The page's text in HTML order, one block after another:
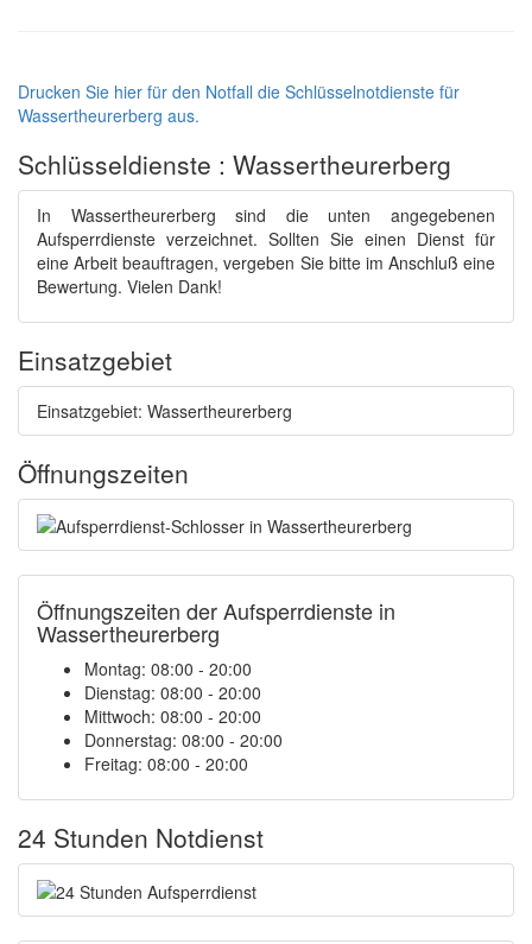
Drucken Sie hier für den Notfall die Schlüsselnotdienste für
Wassertheurerberg aus.
Schlüsseldienste : Wassertheurerberg
In Wassertheurerberg sind die unten angegebenen
Aufsperrdienste verzeichnet. Sollten Sie einen Dienst für
eine Arbeit beauftragen, vergeben Sie bitte im Anschluß eine
Bewertung. Vielen Dank!
Einsatzgebiet
Einsatzgebiet: Wassertheurerberg
Öffnungszeiten
Öffnungszeiten der Aufsperrdienste in
Wassertheurerberg
Montag: 08:00 - 20:00
Dienstag: 08:00 - 20:00
Mittwoch: 08:00 - 20:00
Donnerstag: 08:00 - 20:00
Freitag: 08:00 - 20:00
24 Stunden Notdienst